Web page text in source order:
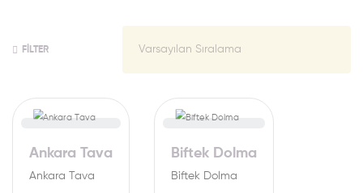
FILTER
Ankara Tava
Ankara Tava
Biftek Dolma
Biftek Dolma